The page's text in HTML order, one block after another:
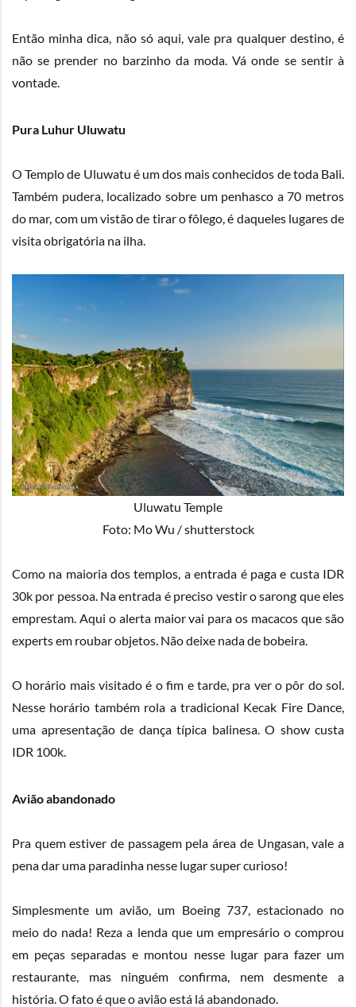
Então minha dica, não só aqui, vale pra qualquer destino, é
não se prender no barzinho da moda. Vá onde se sentir à
vontade.
Pura Luhur Uluwatu
O Templo de Uluwatu é um dos mais conhecidos de toda Bali.
Também pudera, localizado sobre um penhasco a 70 metros
do mar, com um vistão de tirar o fôlego, é daqueles lugares de
visita obrigatória na ilha.
Uluwatu Temple
Foto: Mo Wu / shutterstock
Como na maioria dos templos, a entrada é paga e custa IDR
30k por pessoa. Na entrada é preciso vestir o sarong que eles
emprestam. Aqui o alerta maior vai para os macacos que são
experts em roubar objetos. Não deixe nada de bobeira.
O horário mais visitado é o fim e tarde, pra ver o pôr do sol.
Nesse horário também rola a tradicional Kecak Fire Dance,
uma apresentação de dança típica balinesa. O show custa
IDR 100k.
Avião abandonado
Pra quem estiver de passagem pela área de Ungasan, vale a
pena dar uma paradinha nesse lugar super curioso!
Simplesmente um avião, um Boeing 737, estacionado no
meio do nada! Reza a lenda que um empresário o comprou
em peças separadas e montou nesse lugar para fazer um
restaurante, mas ninguém confirma, nem desmente a
história. O fato é que o avião está lá abandonado.